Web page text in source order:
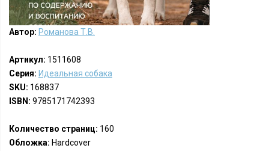
Автор: Романова Т.В.
Артикул: 1511608
Серия: Идеальная собака
SKU: 168837
ISBN: 9785171742393
Количество страниц: 160
Обложка: Hardcover